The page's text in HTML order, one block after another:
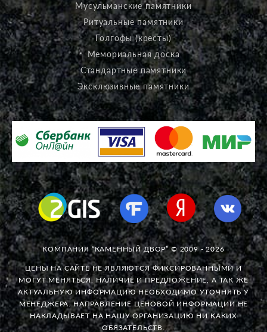
Мусульманские памятники
Ритуальные памятники
Голгофы (кресты)
Мемориальная доска
Стандартные памятники
Эксклюзивные памятники
КОМПАНИЯ “КАМЕННЫЙ ДВОР” © 2009 - 2026
ЦЕНЫ НА САЙТЕ НЕ ЯВЛЯЮТСЯ ФИКСИРОВАННЫМИ И
МОГУТ МЕНЯТЬСЯ. НАЛИЧИЕ И ПРЕДЛОЖЕНИЕ, А ТАК ЖЕ
АКТУАЛЬНУЮ ИНФОРМАЦИЮ НЕОБХОДИМО УТОЧНЯТЬ У
МЕНЕДЖЕРА. НАПРАВЛЕНИЕ ЦЕНОВОЙ ИНФОРМАЦИИ НЕ
НАКЛАДЫВАЕТ НА НАШУ ОРГАНИЗАЦИЮ НИ КАКИХ
ОБЯЗАТЕЛЬСТВ.